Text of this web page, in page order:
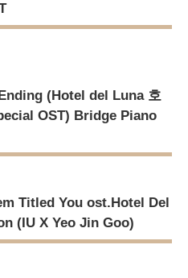
(Hotel del Luna 호
OST) Bridge Piano
Titled You ost.Hotel Del
(IU X Yeo Jin Goo)